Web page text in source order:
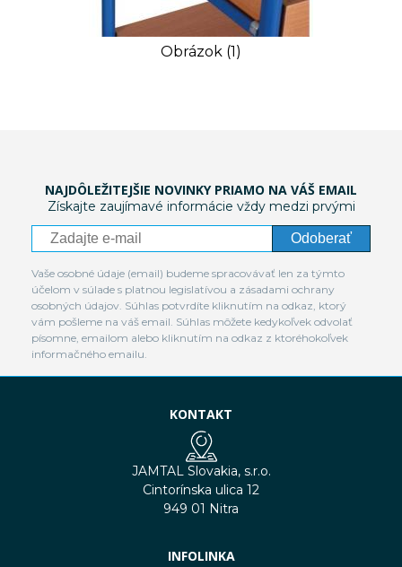
Obrázok (1)
NAJDÔLEŽITEJŠIE NOVINKY PRIAMO NA VÁŠ EMAIL
Získajte zaujímavé informácie vždy medzi prvými
Odoberať
Vaše osobné údaje (email) budeme spracovávať len za týmto
účelom v súlade s platnou legislatívou a zásadami ochrany
osobných údajov. Súhlas potvrdíte kliknutím na odkaz, ktorý
vám pošleme na váš email. Súhlas môžete kedykoľvek odvolať
písomne, emailom alebo kliknutím na odkaz z ktoréhokoľvek
informačného emailu.
KONTAKT
JAMTAL Slovakia, s.r.o.
Cintorínska ulica 12
949 01 Nitra
INFOLINKA